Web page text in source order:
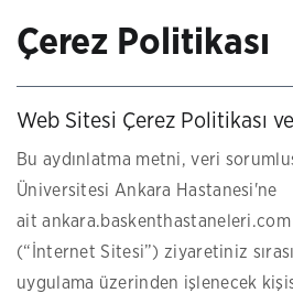
Çerez Politikası
Web Sitesi Çerez Politikası
Bu aydınlatma metni, veri
Üniversitesi Ankara Hastanesi'ne
aitankara.baskenthastaneleri.com
(“İnternet Sitesi”) ziyaretiniz
uygulama üzerinden işlenecek